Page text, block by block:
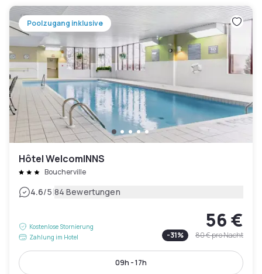
Poolzugang inklusive
Hôtel WelcomINNS
Boucherville
4.6/5|84 Bewertungen
Kostenlose Stornierung
Zahlung im Hotel
56 €
-31% 80 €pro Nacht
09h - 17h